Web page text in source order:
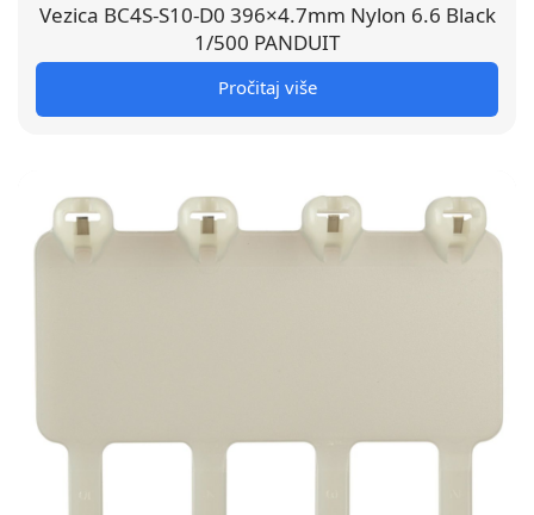
Vezica BC4S-S10-D0 396×4.7mm Nylon 6.6 Black
1/500 PANDUIT
Pročitaj više